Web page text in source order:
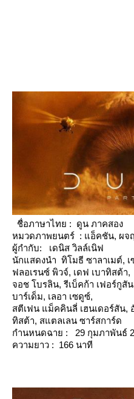
ชื่อภาษาไทย : ดูน ภาคสอง
หมวดภาพยนตร์ : แอ็คชัน, ผจ
ผู้กำกับ: เดนิส วิลล์เนิฟ
นักแสดงนำ ทิโมธี ซาลาเมต์, เ
ฟลอเรนซ์ พิวจ์, เดฟ เบาทิสต้า,
จอช โบรลิน, รีเบ็คก้า เฟอร์กูสั
บาร์เด็ม, เลอา เซดูซ์,
สตีเฟน แม็คคินลี่ เฮนเดอร์สัน,
ทิสต้า, สแตลเลน ซาร์สการ์ด
กำนหนดฉาย : 29 กุมภาพันธ์
ความยาว : 166 นาที